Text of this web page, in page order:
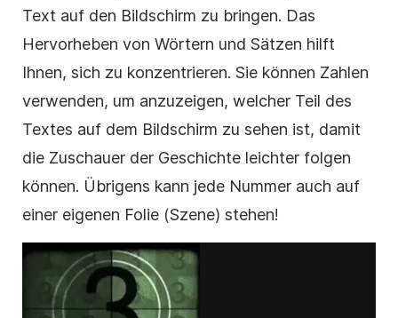
Text auf den Bildschirm zu bringen. Das
Hervorheben von Wörtern und Sätzen hilft
Ihnen, sich zu konzentrieren. Sie können Zahlen
verwenden, um anzuzeigen, welcher Teil des
Textes auf dem Bildschirm zu sehen ist, damit
die Zuschauer der Geschichte leichter folgen
können. Übrigens kann jede Nummer auch auf
einer eigenen Folie (Szene) stehen!